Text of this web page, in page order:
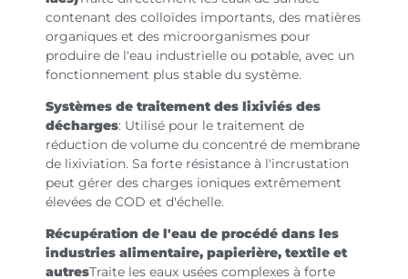
contenant des colloïdes importants, des matières
organiques et des microorganismes pour
produire de l'eau industrielle ou potable, avec un
fonctionnement plus stable du système.
Systèmes de traitement des lixiviés des
décharges: Utilisé pour le traitement de
réduction de volume du concentré de membrane
de lixiviation. Sa forte résistance à l'incrustation
peut gérer des charges ioniques extrêmement
élevées de COD et d'échelle.
Récupération de l'eau de procédé dans les
industries alimentaire, papierière, textile et
autresTraite les eaux usées complexes à forte